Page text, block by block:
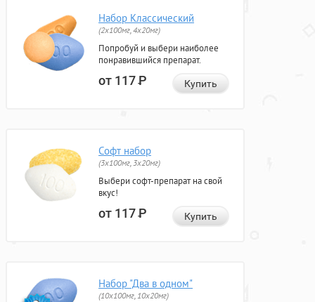
Набор Классический
(2x100мг, 4x20мг)
Попробуй и выбери наиболее
понравившийся препарат.
от 117Р Купить
Софт набор
(3x100мг, 3x20мг)
Выбери софт-препарат на свой
вкус!
от 117Р Купить
Набор "Два в одном"
(10x100мг, 10x20мг)